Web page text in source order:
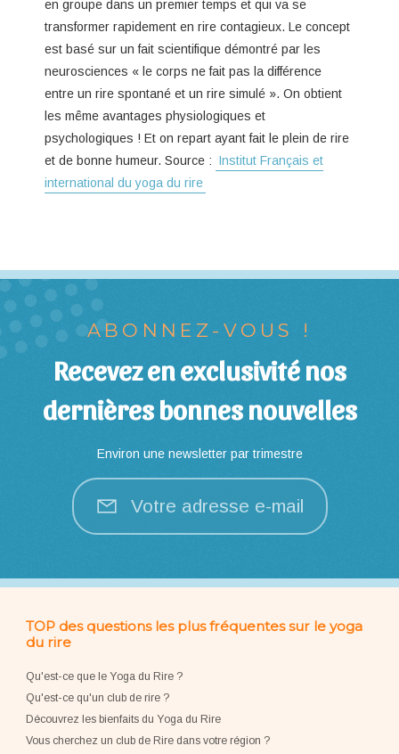
en groupe dans un premier temps et qui va se
transformer rapidement en rire contagieux. Le concept
est basé sur un fait scientifique démontré par les
neurosciences « le corps ne fait pas la différence
entre un rire spontané et un rire simulé ». On obtient
les même avantages physiologiques et
psychologiques ! Et on repart ayant fait le plein de rire
et de bonne humeur. Source : Institut Français et
international du yoga du rire
ABONNEZ-VOUS !
Recevez en exclusivité nos
dernières bonnes nouvelles
Environ une newsletter par trimestre
Votre adresse e-mail
TOP des questions les plus fréquentes sur le yoga
du rire
Qu'est-ce que le Yoga du Rire ?
Qu'est-ce qu'un club de rire ?
Découvrez les bienfaits du Yoga du Rire
Vous cherchez un club de Rire dans votre région ?